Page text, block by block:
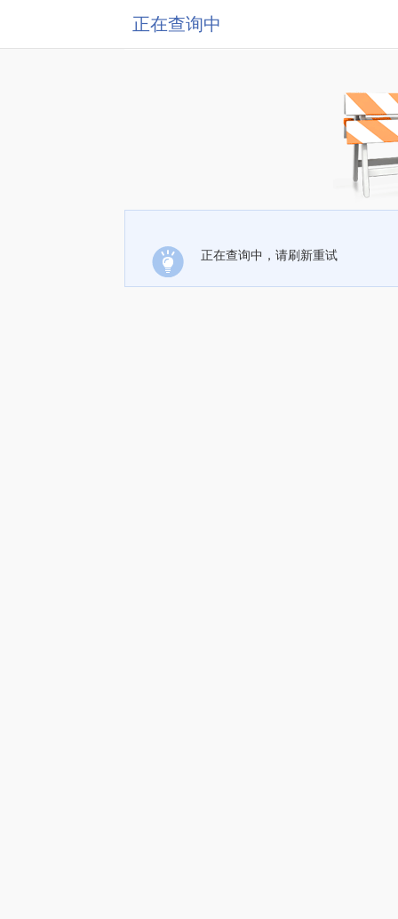
正在查询中
正在查询中，请刷新重试